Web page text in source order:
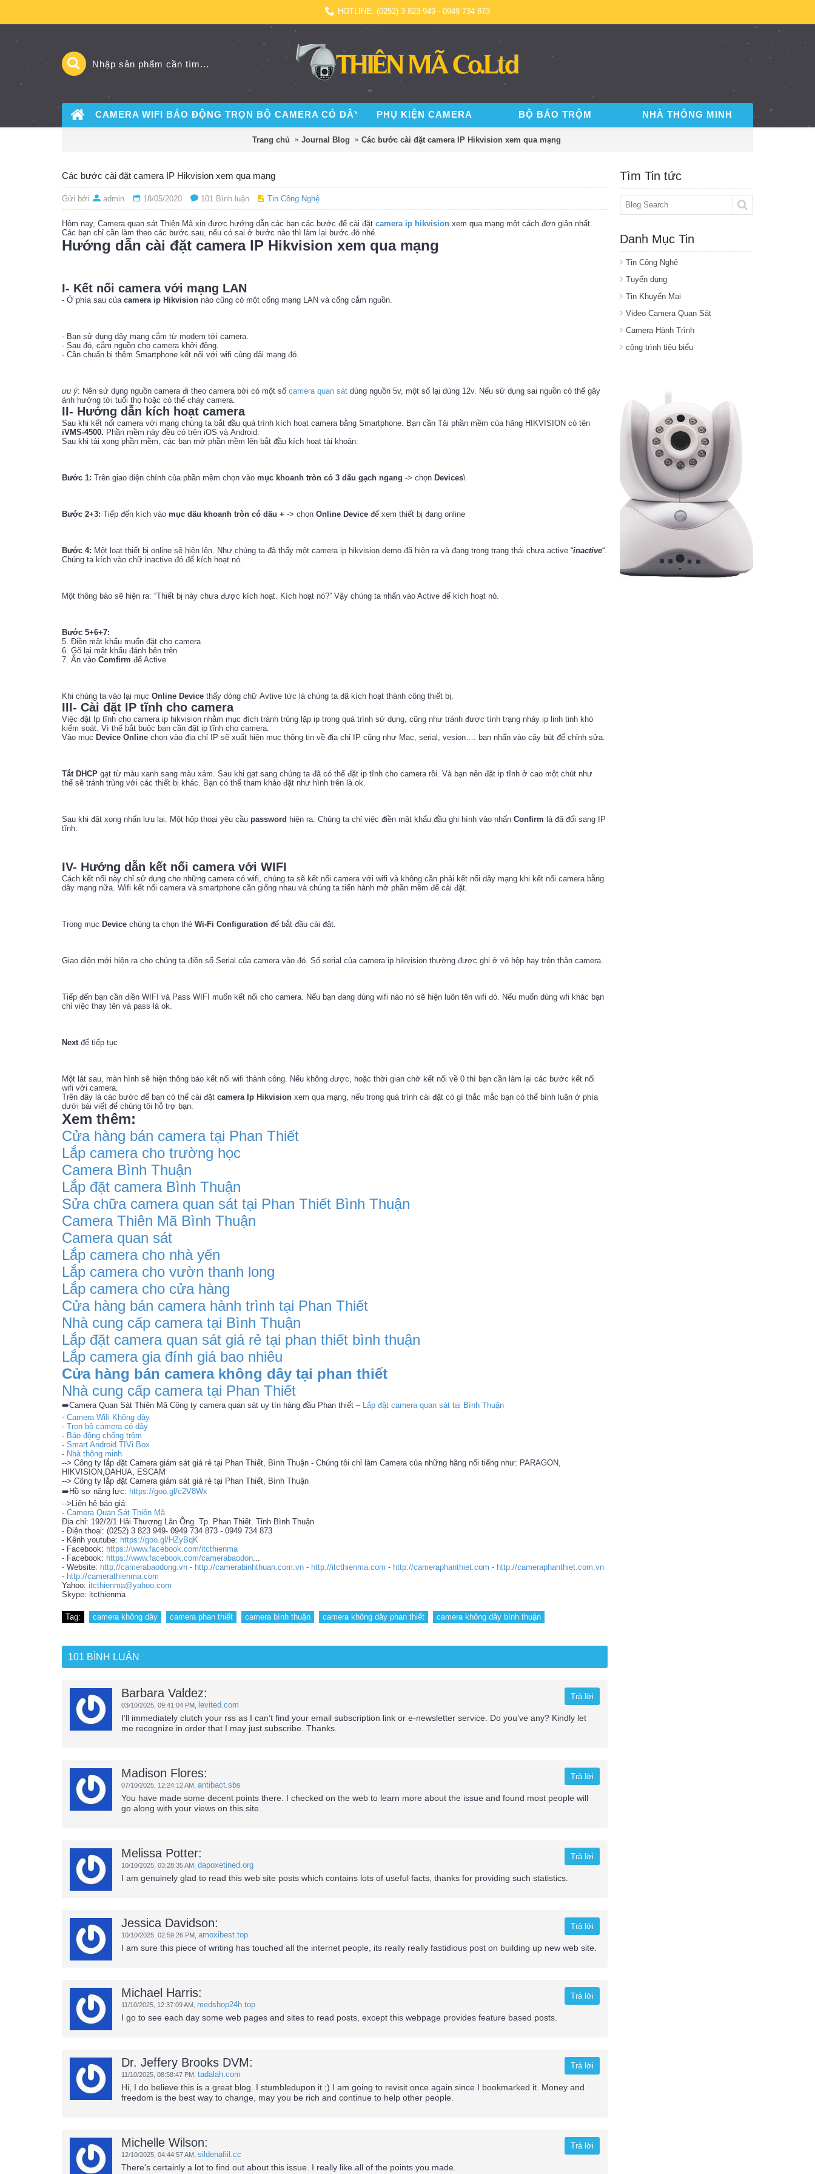
HOTLINE: (0252) 3 823 949 - 0949 734 873
CAMERA WIFI BÁO ĐỘNG TRỌN BỘ CAMERA CÓ DÂY PHỤ KIỆN CAMERA BỘ BÁO TRỘM NHÀ THÔNG MINH
Trang chủ Journal Blog Các bước cài đặt camera IP Hikvision xem qua mạng
Tìm Tin tức
Danh Mục Tin
Tin Công Nghệ
Tuyển dụng
Tin Khuyến Mại
Video Camera Quan Sát
Camera Hành Trình
công trình tiêu biểu
Các bước cài đặt camera IP Hikvision xem qua mạng
Gửi bởi admin 18/05/2020 101 Bình luận Tin Công Nghệ
Hôm nay, Camera quan sát Thiên Mã xin được hướng dẫn các bạn các bước để cài đặt camera ip hikvision xem qua mạng một cách đơn giản nhất.
Các bạn chỉ cần làm theo các bước sau, nếu có sai ở bước nào thì làm lại bước đó nhé.
Hướng dẫn cài đặt camera IP Hikvision xem qua mạng
I- Kết nối camera với mạng LAN
- Ở phía sau của camera ip Hikvision nào cũng có một cổng mạng LAN và cổng cắm nguồn.
- Bạn sử dụng dây mạng cắm từ modem tới camera.
- Sau đó, cắm nguồn cho camera khởi động.
- Cần chuẩn bị thêm Smartphone kết nối với wifi cùng dải mạng đó.
ưu ý: Nên sử dụng nguồn camera đi theo camera bởi có một số camera quan sát dùng nguồn 5v, một số lại dùng 12v. Nếu sử dụng sai nguồn có thể gây
ảnh hưởng tới tuổi thọ hoặc có thể cháy camera.
II- Hướng dẫn kích hoạt camera
Sau khi kết nối camera với mạng chúng ta bắt đầu quá trình kích hoạt camera bằng Smartphone. Bạn cần Tải phần mềm của hãng HIKVISION có tên
iVMS-4500. Phần mềm này đều có trên iOS và Android.
Sau khi tải xong phần mềm, các bạn mở phần mềm lên bắt đầu kích hoạt tài khoản:
Bước 1: Trên giao diện chính của phần mềm chọn vào mục khoanh tròn có 3 dấu gạch ngang -> chọn Devices\
Bước 2+3: Tiếp đến kích vào mục dấu khoanh tròn có dấu + -> chọn Online Device để xem thiết bị đang online
Bước 4: Một loạt thiết bị online sẽ hiện lên. Như chúng ta đã thấy một camera ip hikvision demo đã hiện ra và đang trong trang thái chưa active “inactive“.
Chúng ta kích vào chữ inactive đó để kích hoạt nó.
Một thông báo sẽ hiện ra: “Thiết bị này chưa được kích hoạt. Kích hoạt nó?” Vậy chúng ta nhấn vào Active để kích hoạt nó.
Bước 5+6+7:
5. Điền mật khẩu muốn đặt cho camera
6. Gõ lại mật khẩu đánh bên trên
7. Ấn vào Comfirm để Active
Khi chúng ta vào lại mục Online Device thấy dòng chữ Avtive tức là chúng ta đã kích hoạt thành công thiết bị.
III- Cài đặt IP tĩnh cho camera
Việc đặt Ip tĩnh cho camera ip hikvision nhằm mục đích tránh trùng lặp ip trong quá trình sử dụng, cũng như tránh được tình trạng nhảy ip linh tinh khó
kiểm soát. Vì thế bắt buộc bạn cần đặt ip tĩnh cho camera.
Vào mục Device Online chọn vào địa chỉ IP sẽ xuất hiện mục thông tin về địa chỉ IP cũng như Mac, serial, vesion…. bạn nhấn vào cây bút để chỉnh sửa.
Tắt DHCP gạt từ màu xanh sang màu xám. Sau khi gạt sang chúng ta đã có thể đặt ip tĩnh cho camera rồi. Và bạn nên đặt ip tĩnh ở cao một chút như
thế sẽ tránh trùng với các thiết bị khác. Bạn có thể tham khảo đặt như hình trên là ok.
Sau khi đặt xong nhấn lưu lại. Một hộp thoại yêu cầu password hiện ra. Chúng ta chỉ việc điền mật khẩu đầu ghi hình vào nhấn Confirm là đã đổi sang IP
tĩnh.
IV- Hướng dẫn kết nối camera với WIFI
Cách kết nối này chỉ sử dụng cho những camera có wifi, chúng ta sẽ kết nối camera với wifi và không cần phải kết nối dây mạng khi kết nối camera bằng
dây mạng nữa. Wifi kết nối camera và smartphone cần giống nhau và chúng ta tiến hành mở phần mềm để cài đặt.
Trong mục Device chúng ta chọn thẻ Wi-Fi Configuration để bắt đầu cài đặt.
Giao diện mới hiện ra cho chúng ta điền số Serial của camera vào đó. Số serial của camera ip hikvision thường được ghi ở vỏ hộp hay trên thân camera.
Tiếp đến bạn cần điền WIFI và Pass WIFI muốn kết nối cho camera. Nếu bạn đang dùng wifi nào nó sẽ hiện luôn tên wifi đó. Nếu muốn dùng wfi khác bạn
chỉ việc thay tên và pass là ok.
Nextđể tiếp tục
Một lát sau, màn hình sẽ hiện thông báo kết nối wifi thành công. Nếu không được, hoặc thời gian chờ kết nối về 0 thì bạn cần làm lại các bước kết nối
wifi với camera.
Trên đây là các bước để bạn có thể cài đặt camera Ip Hikvision xem qua mạng, nếu trong quá trình cài đặt có gì thắc mắc bạn có thể bình luận ở phía
dưới bài viết để chúng tôi hỗ trợ bạn.
Xem thêm:
Cửa hàng bán camera tại Phan Thiết
Lắp camera cho trường học
Camera Bình Thuận
Lắp đặt camera Bình Thuận
Sửa chữa camera quan sát tại Phan Thiết Bình Thuận
Camera Thiên Mã Bình Thuận
Camera quan sát
Lắp camera cho nhà yến
Lắp camera cho vườn thanh long
Lắp camera cho cửa hàng
Cửa hàng bán camera hành trình tại Phan Thiết
Nhà cung cấp camera tại Bình Thuận
Lắp đặt camera quan sát giá rẻ tại phan thiết bình thuận
Lắp camera gia đính giá bao nhiêu
Cửa hàng bán camera không dây tại phan thiết
Nhà cung cấp camera tại Phan Thiết
➡️Camera Quan Sát Thiên Mã Công ty camera quan sát uy tín hàng đầu Phan thiết – Lắp đặt camera quan sát tại Bình Thuận
- Camera Wifi Không dây
- Trọn bộ camera có dây
- Báo động chống trộm
- Smart Android TIVi Box
- Nhà thông minh
--> Công ty lắp đặt Camera giám sát giá rẻ tại Phan Thiết, Bình Thuận - Chúng tôi chỉ làm Camera của những hãng nổi tiếng như: PARAGON,
HIKVISION,DAHUA, ESCAM
--> Công ty lắp đặt Camera giám sát giá rẻ tại Phan Thiết, Bình Thuận
➡️Hồ sơ năng lực: https://goo.gl/c2V8Wx
-->Liên hệ báo giá:
- Camera Quan Sát Thiên Mã
Địa chỉ: 192/2/1 Hải Thượng Lãn Ông. Tp. Phan Thiết. Tỉnh Bình Thuận
- Điện thoại: (0252) 3 823 949- 0949 734 873 - 0949 734 873
- Kênh youtube: https://goo.gl/HZyBqK
- Facebook: https://www.facebook.com/itcthienma
- Facebook: https://www.facebook.com/camerabaodon...
- Website: http://camerabaodong.vn - http://camerabinhthuan.com.vn - http://itcthienma.com - http://cameraphanthiet.com - http://cameraphanthiet.com.vn
- http://camerathienma.com
Yahoo: itcthienma@yahoo.com
Skype: itcthienma
Tag: camera không dây camera phan thiết camera bình thuận camera không dây phan thiết camera không dây bình thuận
101 BÌNH LUẬN
Barbara Valdez:
03/10/2025, 09:41:04 PM levited.com
Trả lời
I’ll immediately clutch your rss as I can’t find your email subscription link or e-newsletter service. Do you’ve any? Kindly let
me recognize in order that I may just subscribe. Thanks.
Madison Flores:
07/10/2025, 12:24:12 AM antibact.sbs
Trả lời
You have made some decent points there. I checked on the web to learn more about the issue and found most people will
go along with your views on this site.
Melissa Potter:
10/10/2025, 03:28:35 AM dapoxetined.org
Trả lời
I am genuinely glad to read this web site posts which contains lots of useful facts, thanks for providing such statistics.
Jessica Davidson:
10/10/2025, 02:59:26 PM amoxibest.top
Trả lời
I am sure this piece of writing has touched all the internet people, its really really fastidious post on building up new web site.
Michael Harris:
11/10/2025, 12:37:09 AM medshop24h.top
Trả lời
I go to see each day some web pages and sites to read posts, except this webpage provides feature based posts.
Dr. Jeffery Brooks DVM:
11/10/2025, 08:58:47 PM tadalah.com
Trả lời
Hi, I do believe this is a great blog. I stumbledupon it ;) I am going to revisit once again since I bookmarked it. Money and
freedom is the best way to change, may you be rich and continue to help other people.
Michelle Wilson:
12/10/2025, 04:44:57 AM sildenafiil.cc
Trả lời
There's certainly a lot to find out about this issue. I really like all of the points you made.